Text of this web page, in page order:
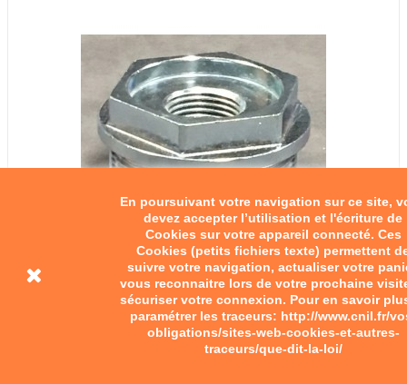
En poursuivant votre navigation sur ce site,
devez accepter l’utilisation et l'écriture de
Cookies sur votre appareil connecté. Ces
Cookies (petits fichiers texte) permettent
suivre votre navigation, actualiser votre
vous reconnaitre lors de votre prochaine
sécuriser votre connexion. Pour en savoir
paramétrer les traceurs: http://www.cnil.fr/
obligations/sites-web-cookies-et-autres-
traceurs/que-dit-la-loi/
Porte bougie
31,00 €